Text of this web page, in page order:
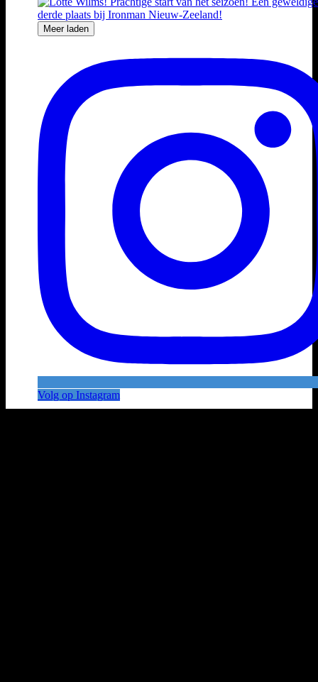
Meer laden
Volg op Instagram